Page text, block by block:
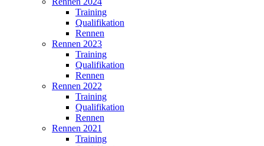
Training
Qualifikation
Rennen
Rennen 2023
Training
Qualifikation
Rennen
Rennen 2022
Training
Qualifikation
Rennen
Rennen 2021
Training